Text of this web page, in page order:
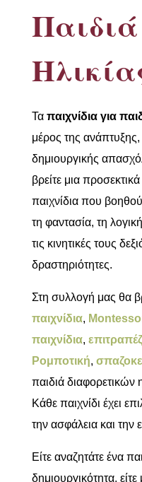
Τα παιχνίδια για
μέρος της
δημιουργικής
βρείτε μια
παιχνίδια που
τη φαντασία, τη
τις κινητικές τους
δραστηριότητες.
Στη συλλογή μας θα
παιχνίδια,
παιχνίδια,
Ρομποτική,
παιδιά διαφορετικών
Κάθε παιχνίδι έχει
την ασφάλεια και την
Είτε αναζητάτε ένα
δημιουργικότητα,